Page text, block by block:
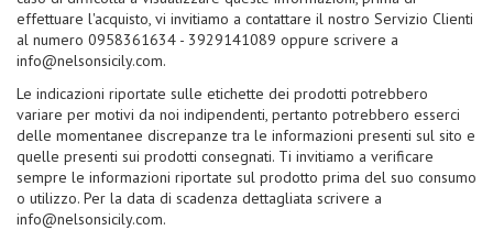
effettuare l'acquisto, vi invitiamo a contattare il nostro Servizio Clienti
al numero 0958361634 - 3929141089 oppure scrivere a
info@nelsonsicily.com.
Le indicazioni riportate sulle etichette dei prodotti potrebbero
variare per motivi da noi indipendenti, pertanto potrebbero esserci
delle momentanee discrepanze tra le informazioni presenti sul sito e
quelle presenti sui prodotti consegnati. Ti invitiamo a verificare
sempre le informazioni riportate sul prodotto prima del suo consumo
o utilizzo. Per la data di scadenza dettagliata scrivere a
info@nelsonsicily.com.